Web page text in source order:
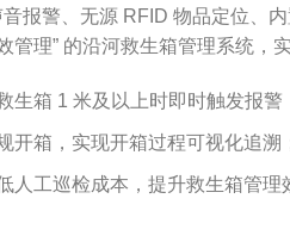
报警、无源 RFID 物品定位、
理” 的沿河救生箱管理系统，
箱 1 米及以上时即时触发报警
开箱，实现开箱过程可视化追溯
工巡检成本，提升救生箱管理